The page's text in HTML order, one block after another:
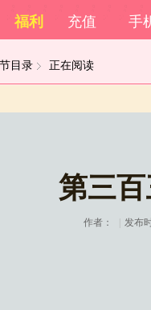
福利 充值 手
目录 正在阅读
第三
作者： 发布